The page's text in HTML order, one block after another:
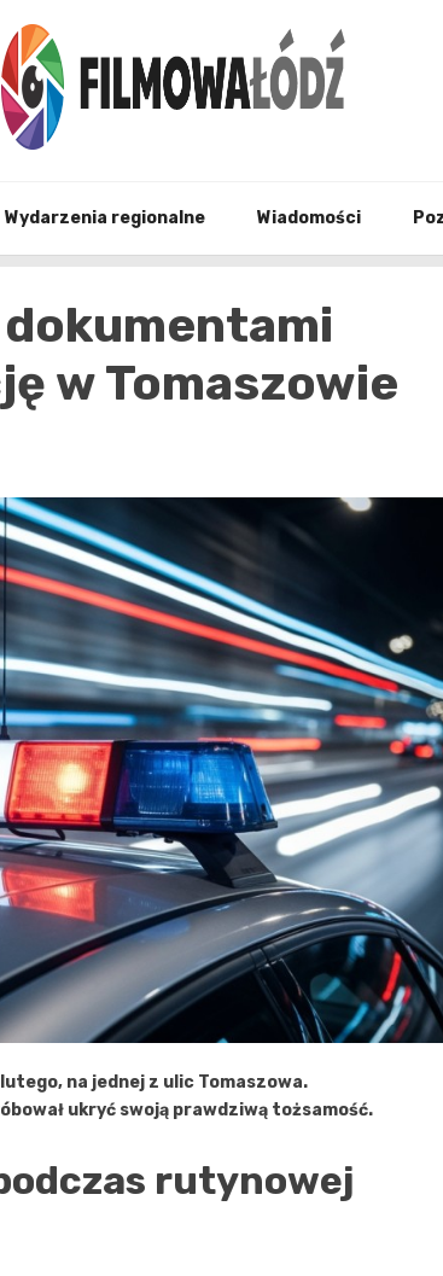
Wydarzenia regionalne Wiadomości
w Tomaszowie
na jednej z ulic Tomaszowa.
ukryć swoją prawdziwą tożsamość.
rutynowej